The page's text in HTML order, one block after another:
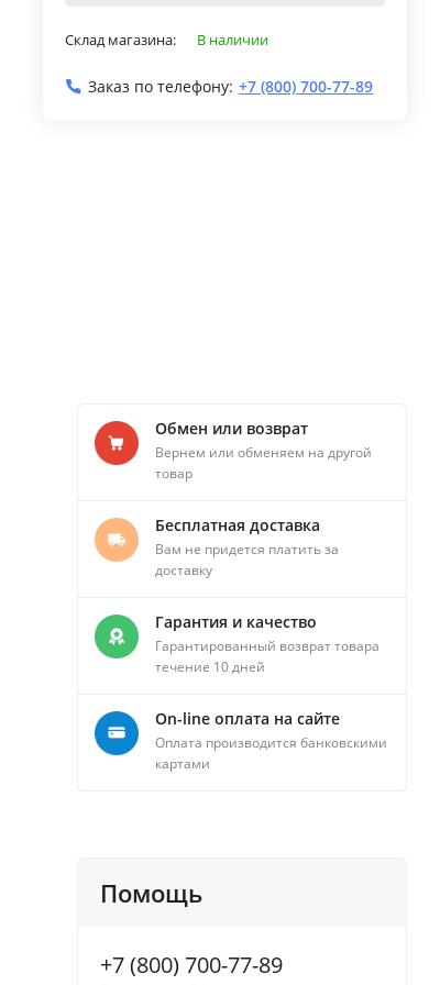
Склад магазина: В наличии
Заказ по телефону: +7 (800) 700-77-89
Обмен или возврат
Вернем или обменяем на другой
товар
Бесплатная доставка
Вам не придется платить за
доставку
Гарантия и качество
Гарантированный возврат товара
течение 10 дней
On-line оплата на сайте
Оплата производится банковскими
картами
Помощь
+7 (800) 700-77-89